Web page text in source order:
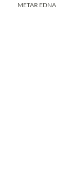
METAR EDNA